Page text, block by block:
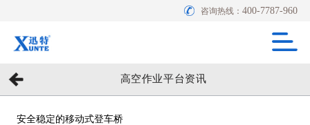
咨询热线：400-7787-960
高空作业平台资讯
安全稳定的移动式登车桥